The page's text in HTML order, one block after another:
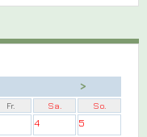
>
Fr. Sa. So.
4
5